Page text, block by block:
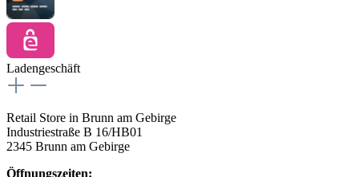
Ladengeschäft
Retail Store in Brunn am Gebirge
Industriestraße B 16/HB01
2345 Brunn am Gebirge
Öffnungszeiten: